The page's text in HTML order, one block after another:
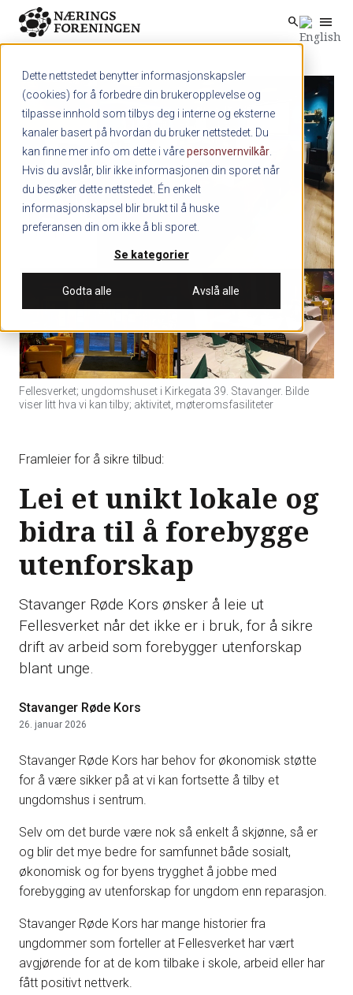
Dette nettstedet benytter informasjonskapsler
(cookies) for å forbedre din brukeropplevelse og
tilpasse innhold som tilbys deg i interne og eksterne
kanaler basert på hvordan du bruker nettstedet. Du
kan finne mer info om dette i vårepersonvernvilkår
Hvis du avslår, blir ikke informasjonen din sporet når
du besøker dette nettstedet. Én enkelt
informasjonskapsel blir brukt til å huske
preferansen din om ikke å bli sporet.
Se kategorier
Godta alle Avslå alle
Skip to main content search menu
Fellesverket; ungdomshuset i Kirkegata 39. Stavanger. Bilde
viser litt hva vi kan tilby; aktivitet, møteromsfasiliteter
Framleier for å sikre tilbud:
Lei et unikt lokale og
bidra til å forebygge
utenforskap
Stavanger Røde Kors ønsker å leie ut
Fellesverket når det ikke er i bruk, for å sikre
drift av arbeid som forebygger utenforskap
blant unge.
Stavanger Røde Kors
26. januar 2026
Stavanger Røde Kors har behov for økonomisk støtte
for å være sikker på at vi kan fortsette å tilby et
ungdomshus i sentrum.
Selv om det burde være nok så enkelt å skjønne, så er
og blir det mye bedre for samfunnet både sosialt,
økonomisk og for byens trygghet å jobbe med
forebygging av utenforskap for ungdom enn reparasjon.
Stavanger Røde Kors har mange historier fra
ungdommer som forteller at Fellesverket har vært
avgjørende for at de kom tilbake i skole, arbeid eller har
fått positivt nettverk.